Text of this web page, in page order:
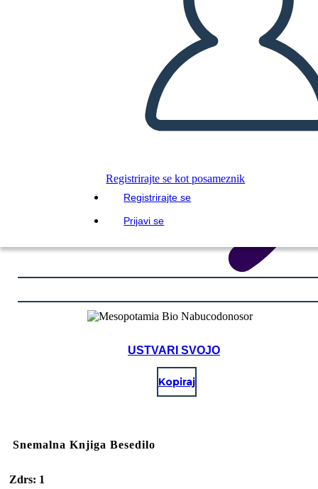
Registrirajte se kot posameznik
Registrirajte se
Prijavi se
USTVARI SVOJO
Kopiraj
Snemalna Knjiga Besedilo
Zdrs: 1